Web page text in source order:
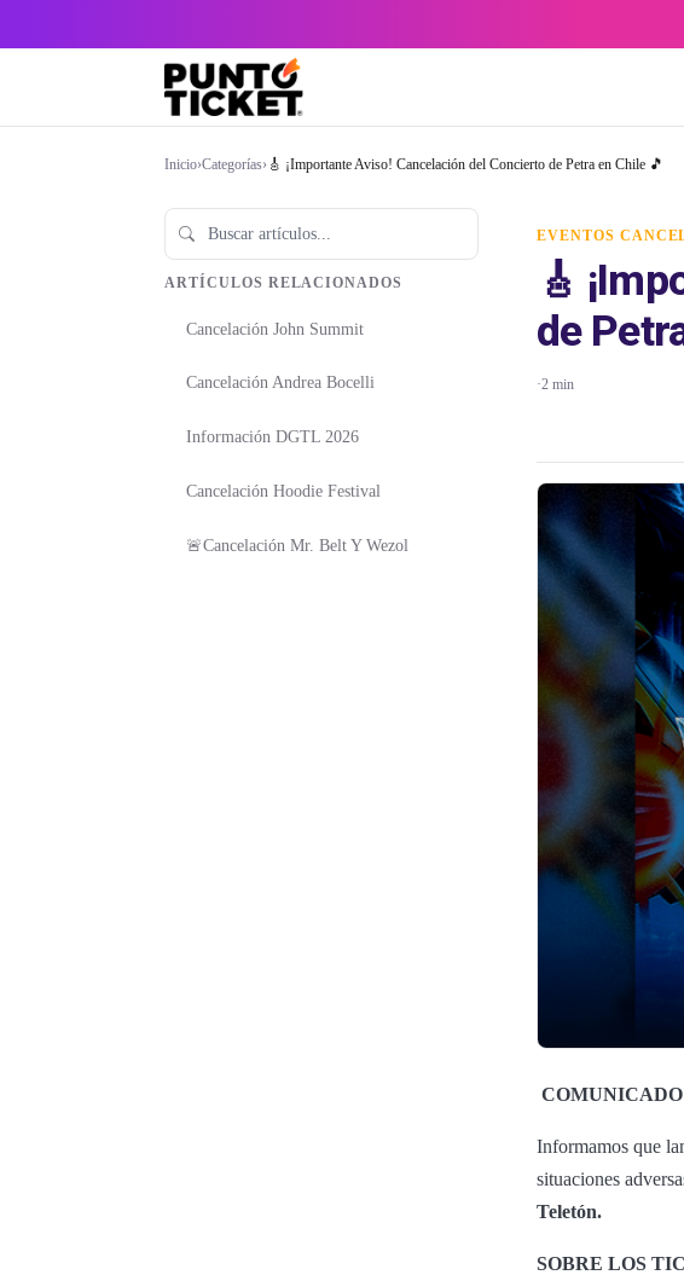
Inicio›Categorías› 🎸 ¡Importante Aviso! Cancelación del Concierto de Petra en Chile 🎵
ARTÍCULOS RELACIONADOS
Cancelación John Summit
Cancelación Andrea Bocelli
Información DGTL 2026
Cancelación Hoodie Festival
🚨Cancelación Mr. Belt Y Wezol
EVENTOS
🎸
de
·2 min
COMUNICADO
Informamos que
situaciones
Teletón.
SOBRE LOS